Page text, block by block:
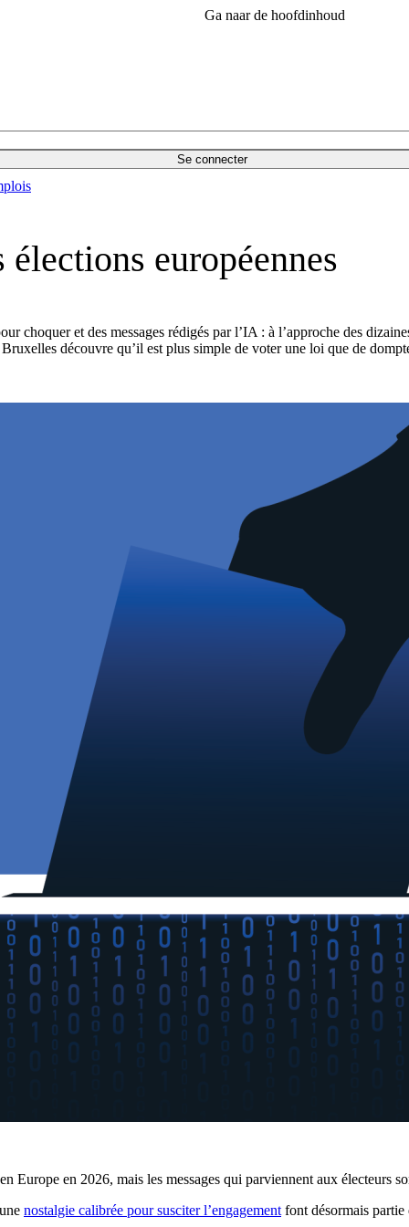
Ga naar de hoofdinhoud
Se connecter
européennes
choquer et des messages rédigés par l’IA : à l’approche des
découvre qu’il est plus simple de voter une loi que de
Europe en 2026, mais les messages qui parviennent aux électeurs
nostalgie calibrée pour susciter l’engagement font désormais partie